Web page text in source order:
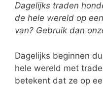
Dagelijks traden
de hele wereld op
van? Gebruik dan
Dagelijks beginnen
hele wereld met
betekent dat ze op